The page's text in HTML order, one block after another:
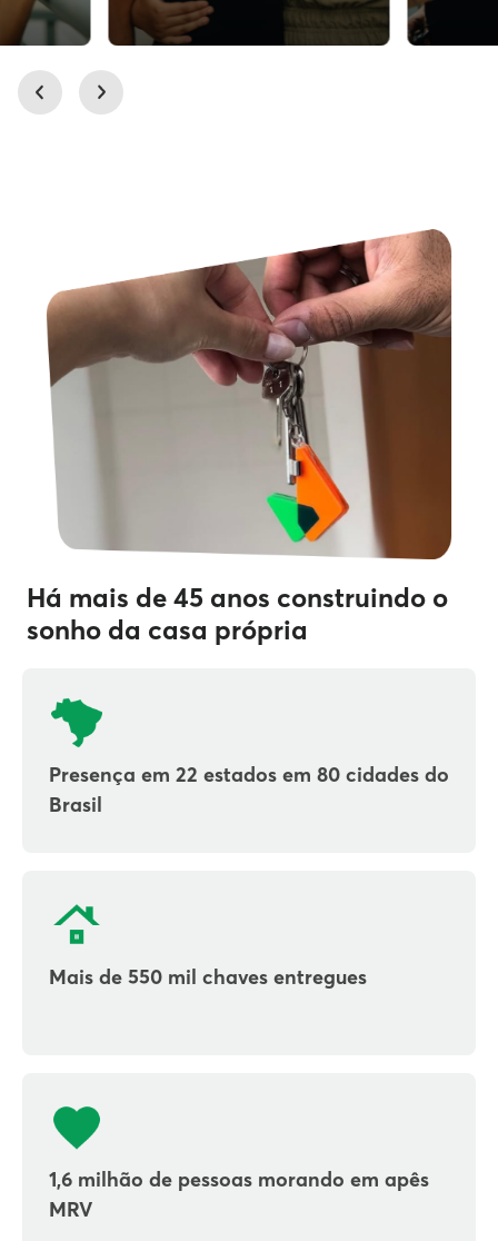
Há mais de 45 anos construindo o
sonho da casa própria
Presença em 22 estados em 80 cidades do
Brasil
Mais de 550 mil chaves entregues
1,6 milhão de pessoas morando em apês
MRV